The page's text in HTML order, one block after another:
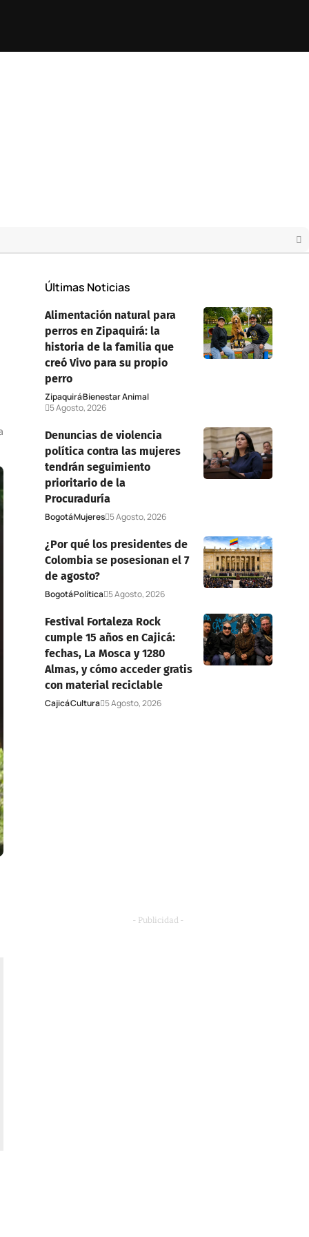
Últimas Noticias
Alimentación natural para
perros en Zipaquirá: la
historia de la familia que
creó Vivo para su propio
perro
ZipaquiráBienestar Animal
5 Agosto, 2026
Denuncias de violencia
política contra las mujeres
tendrán seguimiento
prioritario de la
Procuraduría
BogotáMujeres 5 Agosto, 2026
¿Por qué los presidentes de
Colombia se posesionan el 7
de agosto?
BogotáPolítica 5 Agosto, 2026
Festival Fortaleza Rock
cumple 15 años en Cajicá:
fechas, La Mosca y 1280
Almas, y cómo acceder gratis
con material reciclable
CajicáCultura 5 Agosto, 2026
- Publicidad -